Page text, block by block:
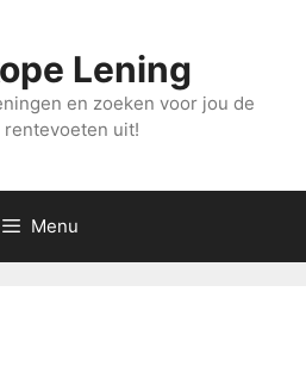
Lening
en zoeken voor jou de
rentevoeten uit!
Menu